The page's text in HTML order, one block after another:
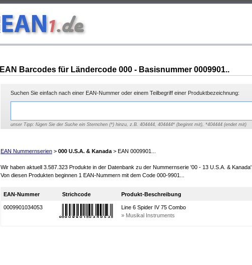
EAN Barcodes für Ländercode 000 - Basisnummer 0009901..
Suchen Sie einfach nach einer EAN-Nummer oder einem Teilbegriff einer Produktbezeichnung:
unser Tipp: fügen Sie der Suche ein Sternchen (*) hinzu, z.B. 404444, 404444* (beginnt mit), *404444 (endet mit)
EAN Nummernserien > 000 U.S.A. & Kanada > EAN 0009901...
Wir haben aktuell 3.587.323 Produkte in der Datenbank zu der Nummernserie '00 - 13 U.S.A. & Kanada'.
Von diesen Produkten beginnen 1 EAN-Nummern mit dem Code 000-9901...
EAN-Nummer Strichcode Produkt-Beschreibung
0009901034053
Line 6 Spider IV 75 Combo
» Musikal Instruments